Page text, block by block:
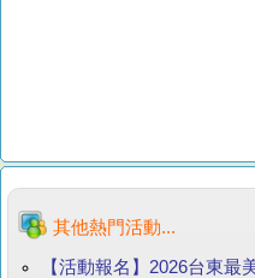
其他熱門活動...
【活動報名】2026台東最